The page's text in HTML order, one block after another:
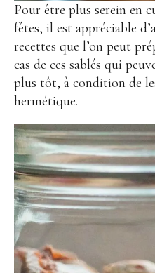
Pour être plus serein en
fêtes, il est appréciable
recettes que l’on peut
cas de ces sablés qui
plus tôt, à condition de
hermétique.